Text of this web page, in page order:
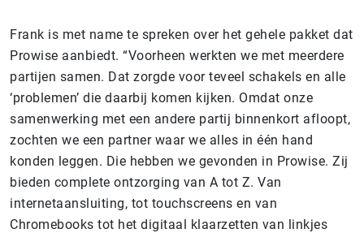
Frank is met name te spreken over het gehele pakket dat
Prowise aanbiedt. “Voorheen werkten we met meerdere
partijen samen. Dat zorgde voor teveel schakels en alle
‘problemen’ die daarbij komen kijken. Omdat onze
samenwerking met een andere partij binnenkort afloopt,
zochten we een partner waar we alles in één hand
konden leggen. Die hebben we gevonden in Prowise. Zij
bieden complete ontzorging van A tot Z. Van
internetaansluiting, tot touchscreens en van
Chromebooks tot het digitaal klaarzetten van linkjes